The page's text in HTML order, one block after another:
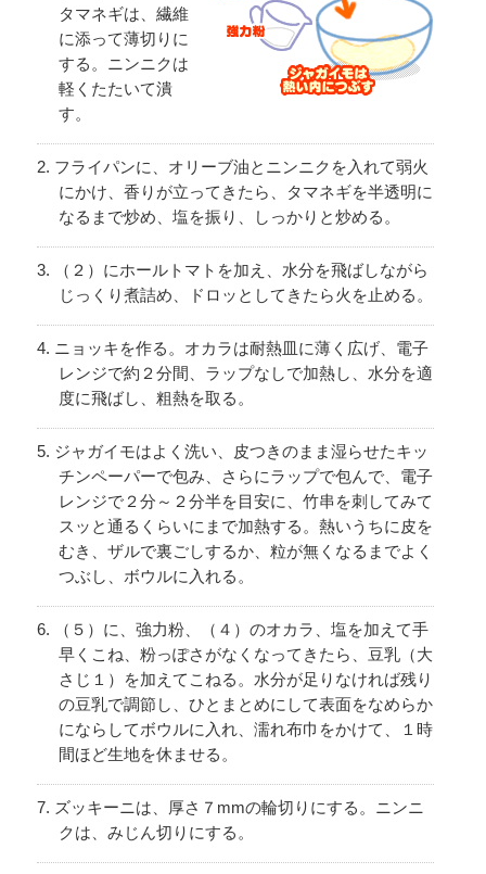
タマネギは、繊維
に添って薄切りに
する。ニンニクは
軽くたたいて潰
す。
フライパンに、オリーブ油とニンニクを入れて弱火
にかけ、香りが立ってきたら、タマネギを半透明に
なるまで炒め、塩を振り、しっかりと炒める。
（２）にホールトマトを加え、水分を飛ばしながら
じっくり煮詰め、ドロッとしてきたら火を止める。
ニョッキを作る。オカラは耐熱皿に薄く広げ、電子
レンジで約２分間、ラップなしで加熱し、水分を適
度に飛ばし、粗熱を取る。
ジャガイモはよく洗い、皮つきのまま湿らせたキッ
チンペーパーで包み、さらにラップで包んで、電子
レンジで２分～２分半を目安に、竹串を刺してみて
スッと通るくらいにまで加熱する。熱いうちに皮を
むき、ザルで裏ごしするか、粒が無くなるまでよく
つぶし、ボウルに入れる。
（５）に、強力粉、（４）のオカラ、塩を加えて手
早くこね、粉っぽさがなくなってきたら、豆乳（大
さじ１）を加えてこねる。水分が足りなければ残り
の豆乳で調節し、ひとまとめにして表面をなめらか
にならしてボウルに入れ、濡れ布巾をかけて、１時
間ほど生地を休ませる。
ズッキーニは、厚さ７mmの輪切りにする。ニンニ
クは、みじん切りにする。